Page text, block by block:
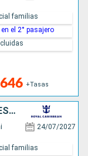
+Tasas
familias
el 2° pasajero
MÉXICO, HONDURAS, BAHAMAS, ESTADOS UNIDOS
24/07/2027
familias